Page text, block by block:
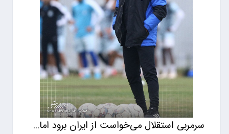
سرمربی استقلال می‌خواست از ایران برود اما...